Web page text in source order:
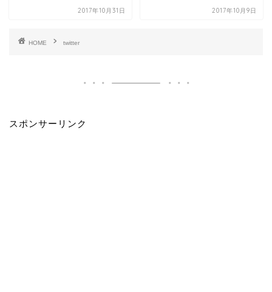
2017年10月31日 2017年10月9日
HOME twitter
スポンサーリンク